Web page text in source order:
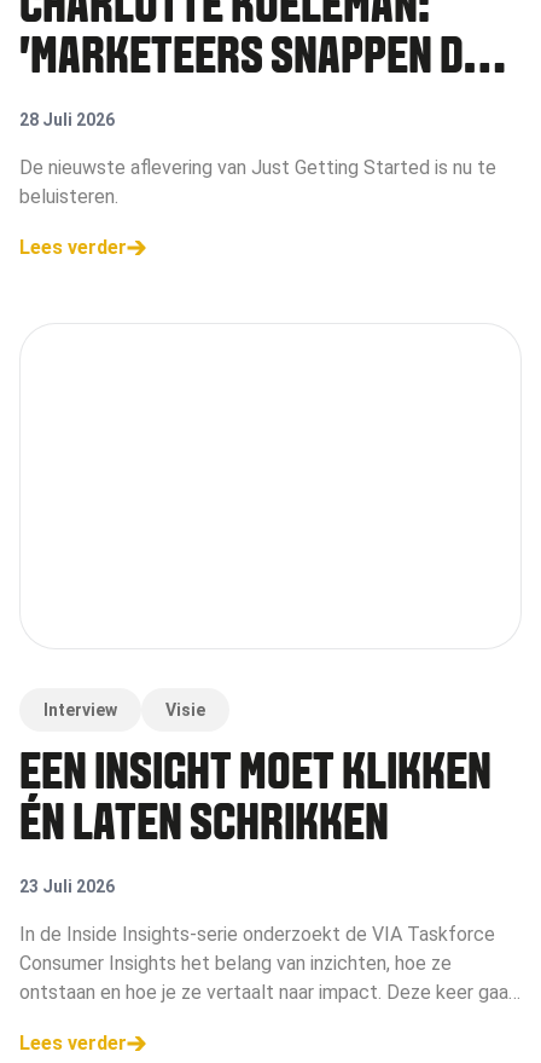
'MARKETEERS SNAPPEN DE
WAARDE VAN MICRO-
CREATORS NU BETER'
28 Juli 2026
De nieuwste aflevering van Just Getting Started is nu te
beluisteren.
Lees verder
Interview Visie
EEN INSIGHT MOET KLIKKEN
ÉN LATEN SCHRIKKEN
23 Juli 2026
In de Inside Insights-serie onderzoekt de VIA Taskforce
Consumer Insights het belang van inzichten, hoe ze
ontstaan en hoe je ze vertaalt naar impact. Deze keer gaan
communicatiestrateeg.
Lees verder